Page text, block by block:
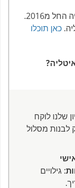
אנחנו מתעסקים בבניית מסלולים לאיטליה החל מ2016.
כאן תוכלו
שלנו לוקח
לבנות מסלול
: גילויים